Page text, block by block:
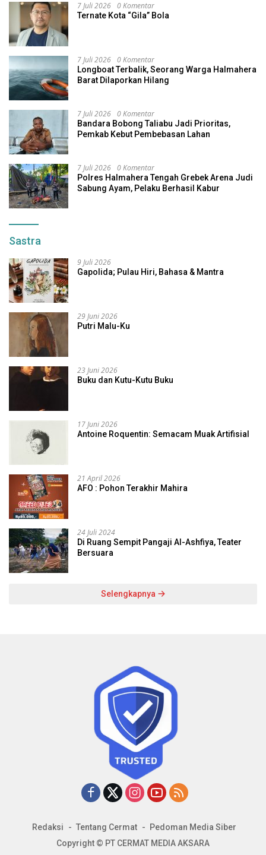
7 Juli 2026 0 Komentar
Ternate Kota “Gila” Bola
7 Juli 2026 0 Komentar
Longboat Terbalik, Seorang Warga Halmahera
Barat Dilaporkan Hilang
7 Juli 2026 0 Komentar
Bandara Bobong Taliabu Jadi Prioritas,
Pemkab Kebut Pembebasan Lahan
7 Juli 2026 0 Komentar
Polres Halmahera Tengah Grebek Arena Judi
Sabung Ayam, Pelaku Berhasil Kabur
Sastra
9 Juli 2026
Gapolida; Pulau Hiri, Bahasa & Mantra
29 Juni 2026
Putri Malu-Ku
23 Juni 2026
Buku dan Kutu-Kutu Buku
17 Juni 2026
Antoine Roquentin: Semacam Muak Artifisial
21 April 2026
AFO : Pohon Terakhir Mahira
24 Juli 2024
Di Ruang Sempit Pangaji Al-Ashfiya, Teater
Bersuara
Selengkapnya
Redaksi Tentang Cermat
Pedoman Media Siber
Copyright © PT CERMAT MEDIA AKSARA